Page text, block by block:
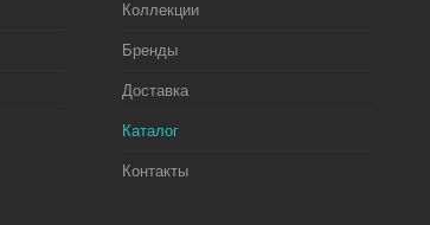
Коллекции
Бренды
Доставка
Каталог
Контакты